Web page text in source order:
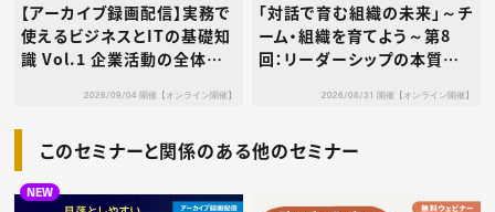
【アーカイブ録画配信】実務で
使えるビジネスとITの基礎知
識 Vol.1 企業活動の全体像
がわかる ～データ・会計・DX
で理解する企業のしくみ～
2026/09/04 開催【オンライン開催】
「対話で育む組織の未来」～チ
ーム・組織を育てよう～第8
回：リーダーシップの本質を
中心に～2026/08/31 開催【オンライン開催】
このセミナーと関係のある他のセミナー
NEW